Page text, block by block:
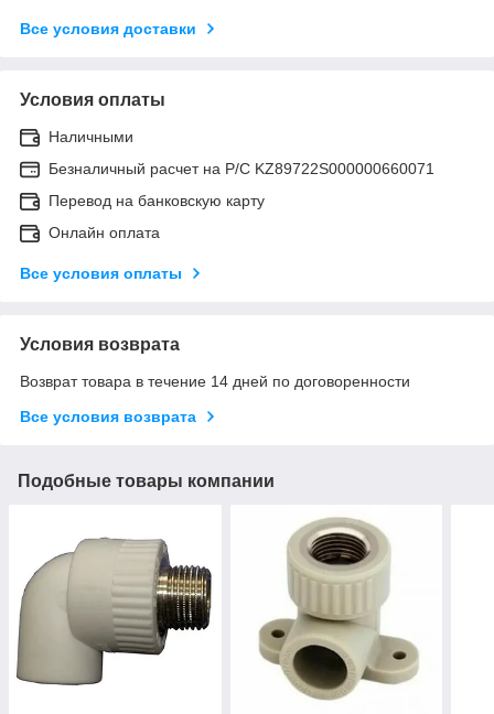
Все условия доставки
Условия оплаты
Наличными
Безналичный расчет на Р/С KZ89722S000000660071
Перевод на банковскую карту
Онлайн оплата
Все условия оплаты
Условия возврата
Возврат товара в течение 14 дней по договоренности
Все условия возврата
Подобные товары компании